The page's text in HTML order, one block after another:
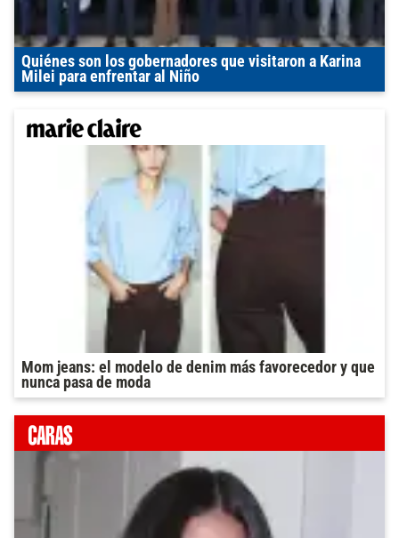
Quiénes son los gobernadores que visitaron a Karina
Milei para enfrentar al Niño
Mom jeans: el modelo de denim más favorecedor y que
nunca pasa de moda